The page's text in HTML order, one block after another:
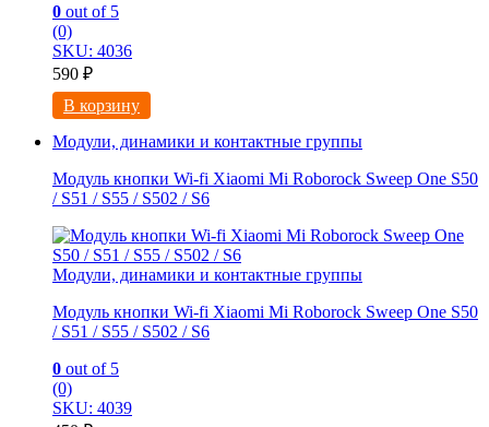
0 out of 5
(0)
SKU: 4036
590 ₽
В корзину
Модули, динамики и контактные группы
Модуль кнопки Wi-fi Xiaomi Mi Roborock Sweep One S50
/ S51 / S55 / S502 / S6
Модули, динамики и контактные группы
Модуль кнопки Wi-fi Xiaomi Mi Roborock Sweep One S50
/ S51 / S55 / S502 / S6
0 out of 5
(0)
SKU: 4039